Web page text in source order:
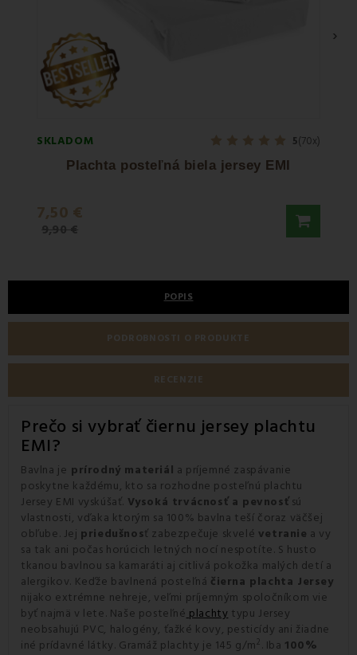
SKLADOM 5(70x)
Plachta posteľná biela jersey EMI
7,50 €
9,90 €
›
POPIS
PODROBNOSTI O PRODUKTE
RECENZIE
Prečo si vybrať čiernu jersey plachtu
EMI?
Bavlna je prírodný materiál a príjemné zaspávanie
poskytne každému, kto sa rozhodne posteľnú plachtu
Jersey EMI vyskúšať. Vysoká trvácnosť a pevnosťsú
vlastnosti, vďaka ktorým sa 100% bavlna teší čoraz väčšej
obľube. Jej priedušnosť zabezpečuje skvelé vetranie a vy
sa tak ani počas horúcich letných nocí nespotíte. S husto
tkanou bavlnou sa kamaráti aj citlivá pokožka malých detí a
alergikov. Keďže bavlnená posteľná čierna plachta Jersey
nijako extrémne nehreje, veľmi príjemným spoločníkom vie
byť najmä v lete. Naše posteľné plachty typu Jersey
neobsahujú PVC, halogény, ťažké kovy, pesticídy ani žiadne
iné prídavné látky. Gramáž plachty je 145 g/m2 . Iba 100%